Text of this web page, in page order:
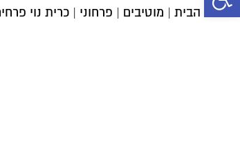
עמוד הבית | מוטיבים | פרחוני | כרית נוי